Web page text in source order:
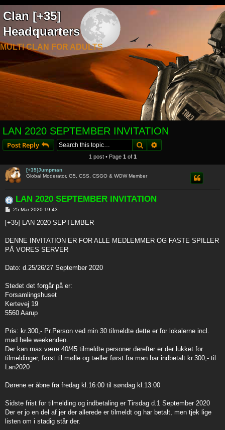
Clan [+35]
Headquarters
MULTI CLAN FOR ADULTS
LAN 2020 SEPTEMBER INVITATION
Post Reply SearchAdvanced search
1 post • Page 1 of 1
[+35]Jumpman
Global Moderator, G5, CSS, CSGO & WOW Member
LAN 2020 SEPTEMBER INVITATION
P
s
25 Mar 2020 19:43
[+35] LAN 2020 SEPTEMBER
DENNE INVITATION ER FOR ALLE MEDLEMMER OG FASTE SPILLER
PÅ VORES SERVER
Dato: d.25/26/27 September 2020
Stedet det forgår på er:
Forsamlingshuset
Kertevej 19
5560 Aarup
Pris: kr.300,- Pr.Person ved min 30 tilmeldte dette er for lokalerne incl.
mad hele weekenden.
Der kan max være 40/45 tilmeldte personer derefter er der lukket for
tilmeldinger, først til mølle og tæller først fra man har indbetalt kr.300,- til
Lan2020
Dørene er åbne fra fredag kl.16:00 til søndag kl.13:00
Sidste frist for tilmelding og indbetaling er Tirsdag d.1 September 2020
Der er jo en del af jer der allerede er tilmeldt og har betalt, men tjek lige
listen om i stadig står der.